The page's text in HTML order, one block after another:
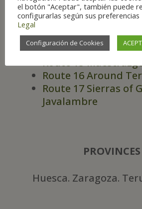
Route 12 Sierra del
Route 13 Hoces del
Route 14
and surroundings
Route 15
Route 16 Around
Route 17 Sierras of
Javalambre
PROVINCES
Huesca. Zaragoza.
el botón "Aceptar", también puede
configurarlas según sus preferencias
Legal
Configuración de Cookies